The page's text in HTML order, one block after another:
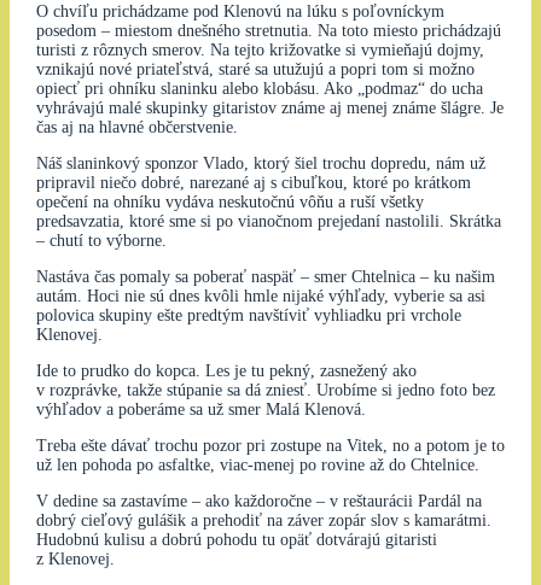
O chvíľu prichádzame pod Klenovú na lúku s poľovníckym
posedom – miestom dnešného stretnutia. Na toto miesto prichádzajú
turisti z rôznych smerov. Na tejto križovatke si vymieňajú dojmy,
vznikajú nové priateľstvá, staré sa utužujú a popri tom si možno
opiecť pri ohníku slaninku alebo klobásu. Ako „podmaz“ do ucha
vyhrávajú malé skupinky gitaristov známe aj menej známe šlágre. Je
čas aj na hlavné občerstvenie.
Náš slaninkový sponzor Vlado, ktorý šiel trochu dopredu, nám už
pripravil niečo dobré, narezané aj s cibuľkou, ktoré po krátkom
opečení na ohníku vydáva neskutočnú vôňu a ruší všetky
predsavzatia, ktoré sme si po vianočnom prejedaní nastolili. Skrátka
– chutí to výborne.
Nastáva čas pomaly sa poberať naspäť – smer Chtelnica – ku našim
autám. Hoci nie sú dnes kvôli hmle nijaké výhľady, vyberie sa asi
polovica skupiny ešte predtým navštíviť vyhliadku pri vrchole
Klenovej.
Ide to prudko do kopca. Les je tu pekný, zasnežený ako
v rozprávke, takže stúpanie sa dá zniesť. Urobíme si jedno foto bez
výhľadov a poberáme sa už smer Malá Klenová.
Treba ešte dávať trochu pozor pri zostupe na Vitek, no a potom je to
už len pohoda po asfaltke, viac-menej po rovine až do Chtelnice.
V dedine sa zastavíme – ako každoročne – v reštaurácii Pardál na
dobrý cieľový gulášik a prehodiť na záver zopár slov s kamarátmi.
Hudobnú kulisu a dobrú pohodu tu opäť dotvárajú gitaristi
z Klenovej.